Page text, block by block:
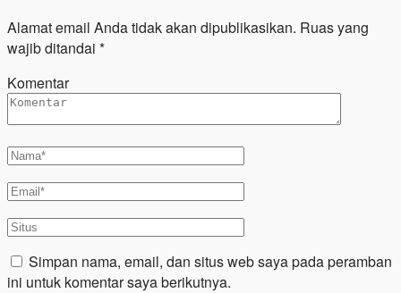
Alamat email Anda tidak akan dipublikasikan. Ruas yang
wajib ditandai *
Komentar
Simpan nama, email, dan situs web saya pada peramban
ini untuk komentar saya berikutnya.